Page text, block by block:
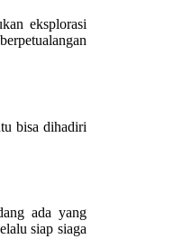
eksplorasi
bisa dihadiri
ada yang
siap siaga